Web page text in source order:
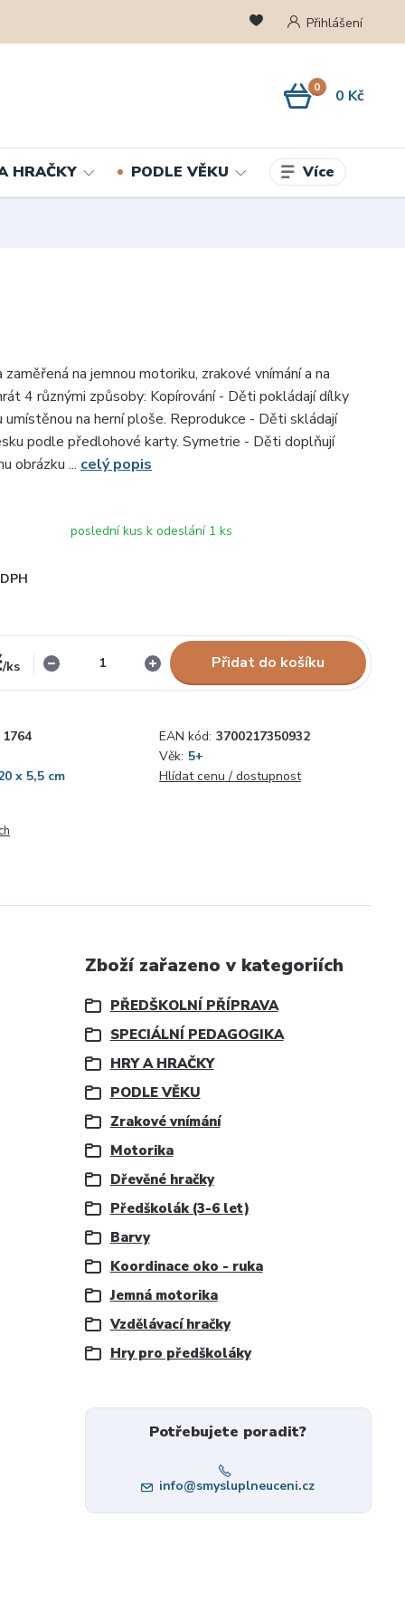
Přihlášení
0 0 Kč
HRAČKY PODLE VĚKU Více
zaměřená na jemnou motoriku, zrakové vnímání a na
4 různými způsoby: Kopírování - Děti pokládají dílky
umístěnou na herní ploše. Reprodukce - Děti skládají
podle předlohové karty. Symetrie - Děti doplňují
obrázku ... celý popis
poslední kus k odeslání 1 ks
/ks Přidat do košíku
1764 EAN kód: 3700217350932
Věk: 5+
x 5,5 cm
Hlídat cenu / dostupnost
Zboží zařazeno v kategoriích
PŘEDŠKOLNÍ PŘÍPRAVA
SPECIÁLNÍ PEDAGOGIKA
HRY A HRAČKY
PODLE VĚKU
Zrakové vnímání
Motorika
Dřevěné hračky
Předškolák (3-6 let)
Barvy
Koordinace oko - ruka
Jemná motorika
Vzdělávací hračky
Hry pro předškoláky
Potřebujete poradit?
info@smysluplneuceni.cz